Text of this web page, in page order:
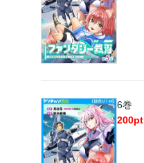
6巻
200pt